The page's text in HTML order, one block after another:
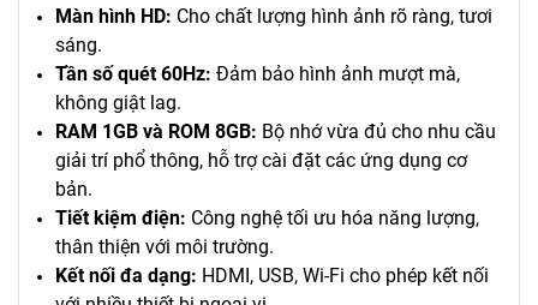
Màn hình HD: Cho chất lượng hình ảnh rõ ràng, tươi
sáng.
Tần số quét 60Hz: Đảm bảo hình ảnh mượt mà,
không giật lag.
RAM 1GB và ROM 8GB: Bộ nhớ vừa đủ cho nhu cầu
giải trí phổ thông, hỗ trợ cài đặt các ứng dụng cơ
bản.
Tiết kiệm điện: Công nghệ tối ưu hóa năng lượng,
thân thiện với môi trường.
Kết nối đa dạng: HDMI, USB, Wi-Fi cho phép kết nối